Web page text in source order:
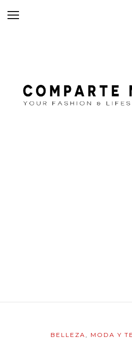
BELLEZA, MODA Y